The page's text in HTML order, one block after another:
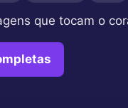
que tocam o